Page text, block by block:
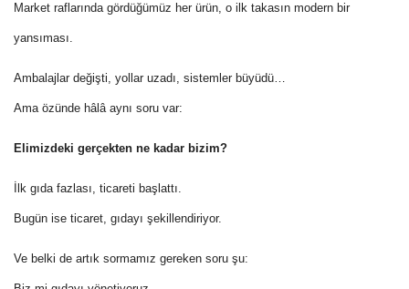
Market raflarında gördüğümüz her ürün, o ilk takasın modern bir
yansıması.
Ambalajlar değişti, yollar uzadı, sistemler büyüdü…
Ama özünde hâlâ aynı soru var:
Elimizdeki gerçekten ne kadar bizim?
İlk gıda fazlası, ticareti başlattı.
Bugün ise ticaret, gıdayı şekillendiriyor.
Ve belki de artık sormamız gereken soru şu: